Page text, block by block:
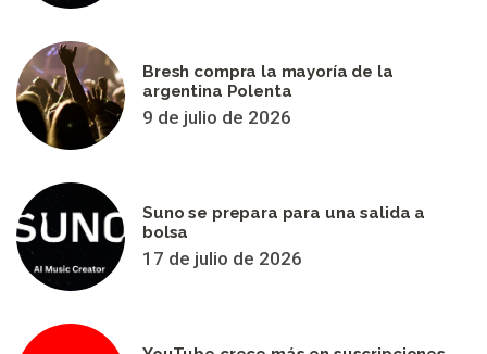
Bresh compra la mayoría de la
argentina Polenta
9 de julio de 2026
Suno se prepara para una salida a
bolsa
17 de julio de 2026